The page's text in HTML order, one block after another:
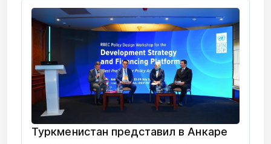
Туркменистан представил в Анкаре